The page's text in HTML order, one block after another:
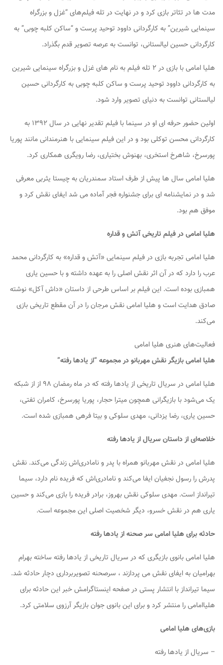
مدت ها در تئاتر بازی کرد و در نهایت در تله فیلم‌های “غزل و بزرگراه
سینمایی شیرین” به کارگردانی داوود توحید پرست و “ساکن کلبه چوبی” به
کارگردانی حسین لیالستانی، توانست به عرصه تصویر قدم بگذراد.
هلیا امامی با بازی در ۲ تله فیلم به نام های غزل و بزرگراه سینمایی شیرین
به کارگردانی داوود توحید پرست و ساکن کلبه چوبی به کارگردانی حسین
لیالستانی توانست به دنیای تصویر وارد شود.
اولین حضور حرفه ای او در سینما با فیلم تقدیر نهایی در سال ۱۳۹۲ به
کارگردانی محسن توکلی بود و در این فیلم سینمایی با هنرمندانی مانند پوریا
پورسرخ، شاهرخ استخری، بهنوش بختیاری، رضا رویگری همکاری کرد.
هلیا امامی سال ها پیش از طرف استاد سمندریان به چیستا یثربی معرفی
شد و در نمایشنامه ای برای جشنواره فجر آماده می شد ایفای نقش کرد و
موفق هم بود.
هلیا امامی در فیلم تاریخی آتش و قداره
هلیا امامی تجربه بازی در فیلم سینمایی «آتش و قداره» به کارگردانی محمد
عرب را دارد که در آن اثر نقش اصلی را به عهده داشته و با حسین یاری
همبازی بوده است. این فیلم بر اساس طرحی از داستان «داش آکل» نوشته
صادق هدایت است و هلیا امامی نقش مرجان را در آن مقطع تاریخی بازی
می‌کند.
فعالیت‌های هنری هلیا امامی
هلیا امامی بازیگر نقش مهربانو در مجموعه “از یادها رفته”
هلیا امامی در سریال تاریخی از یادها رفته که در ماه رمضان ۹۸ از از شبکه
یک می‌شود با بازیگرانی همچون میترا حجار، پوریا پورسرخ، کامران تفتی،
حسین یاری، رضا یزدانی، مهدی سلوکی و بیتا فرهی همبازی شده است.
خلاصه‌ای از داستان سریال از یادها رفته
هلیا امامی در نقش مهربانو همراه با پدر و نامادری‌اش زندگی می‌کند. نقش
پدرش را رسول نجفیان ایفا می‌کند و نامادری‌اش که فریده نام دارد، سیما
تیرانداز است. مهدی سلوکی نقش بهروز، برادر فریده را بازی می‌کند و حسین
یاری هم در نقش خسرو، دیگر شخصیت اصلی این مجموعه است.
حادثه برای هلیا امامی سر صحنه از یادها رفته
هلیا امامی بانوی بازیگری که در سریال تاریخی از یادها رفته ساخته بهرام
بهرامیان به ایفای نقش می پردازند ، سرصحنه تصویربرداری دچار حادثه شد.
سیما تیرانداز با انتشار پستی در صفحه اینستاگرامش خبر این حادثه برای
هلیاامامی را منتشر کرد و برای این بانوی جوان بازیگر آرزوی سلامتی کرد.
بازی‌های هلیا امامی
– سریال از یادها رفته